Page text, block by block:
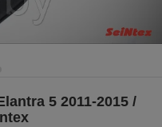
5 2011-2015 /